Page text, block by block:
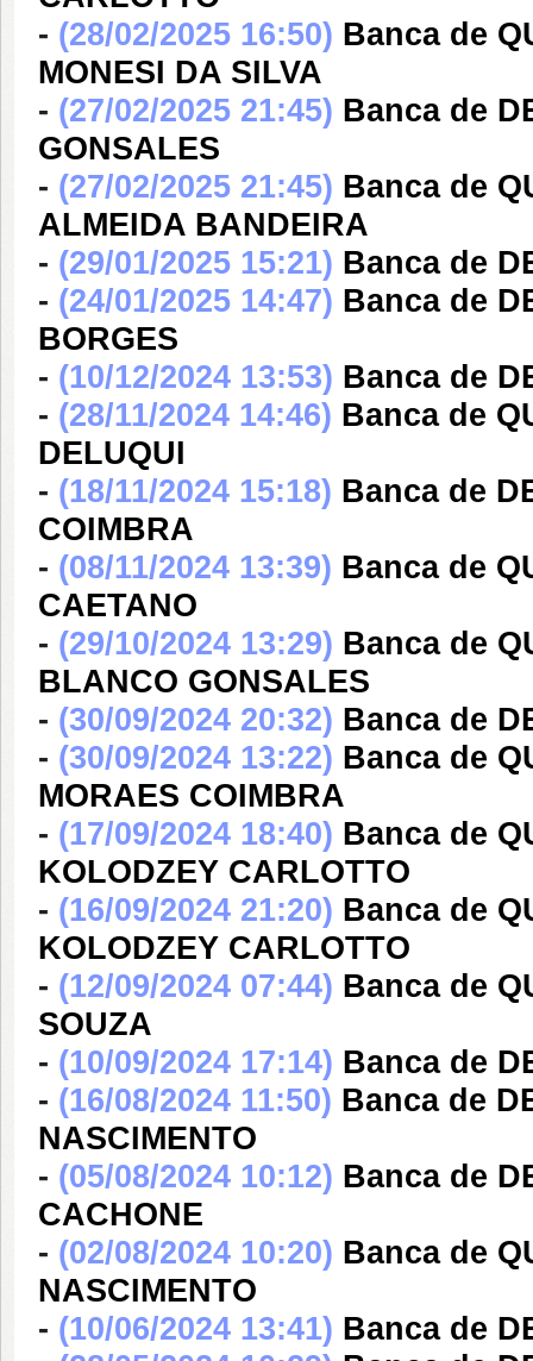
- (28/02/2025 16:50) Banca de
MONESI DA SILVA
- (27/02/2025 21:45) Banca de
GONSALES
- (27/02/2025 21:45) Banca de
ALMEIDA BANDEIRA
- (29/01/2025 15:21) Banca de
- (24/01/2025 14:47) Banca de
BORGES
- (10/12/2024 13:53) Banca de
- (28/11/2024 14:46) Banca de
DELUQUI
- (18/11/2024 15:18) Banca de
COIMBRA
- (08/11/2024 13:39) Banca de
CAETANO
- (29/10/2024 13:29) Banca de
BLANCO GONSALES
- (30/09/2024 20:32) Banca de
- (30/09/2024 13:22) Banca de
MORAES COIMBRA
- (17/09/2024 18:40) Banca de
KOLODZEY CARLOTTO
- (16/09/2024 21:20) Banca de
KOLODZEY CARLOTTO
- (12/09/2024 07:44) Banca de
SOUZA
- (10/09/2024 17:14) Banca de
- (16/08/2024 11:50) Banca de
NASCIMENTO
- (05/08/2024 10:12) Banca de
CACHONE
- (02/08/2024 10:20) Banca de
NASCIMENTO
- (10/06/2024 13:41) Banca de